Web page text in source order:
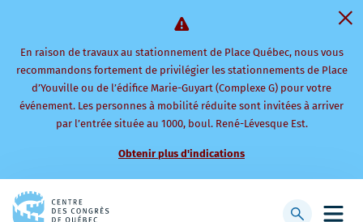
En raison de travaux au stationnement de Place Québec, nous vous
recommandons fortement de privilégier les stationnements de Place
d’Youville ou de l’édifice Marie-Guyart (Complexe G) pour votre
événement. Les personnes à mobilité réduite sont invitées à arriver
par l’entrée située au 1000, boul. René-Lévesque Est.
Obtenir plus d'indications
à